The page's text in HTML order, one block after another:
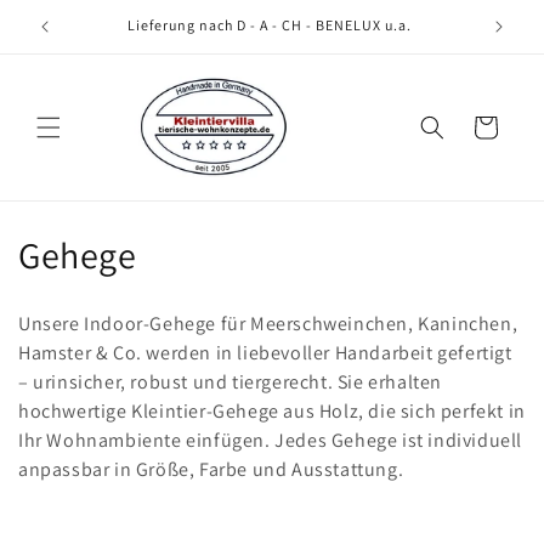
zum
Lieferung nach D - A - CH - BENELUX u.a.
Warenkorb
K
t
e
g
o
Gehege
Unsere Indoor-Gehege für Meerschweinchen, Kaninchen,
Hamster & Co. werden in liebevoller Handarbeit gefertigt
– urinsicher, robust und tiergerecht. Sie erhalten
hochwertige Kleintier-Gehege aus Holz, die sich perfekt in
Ihr Wohnambiente einfügen. Jedes Gehege ist individuell
anpassbar in Größe, Farbe und Ausstattung.